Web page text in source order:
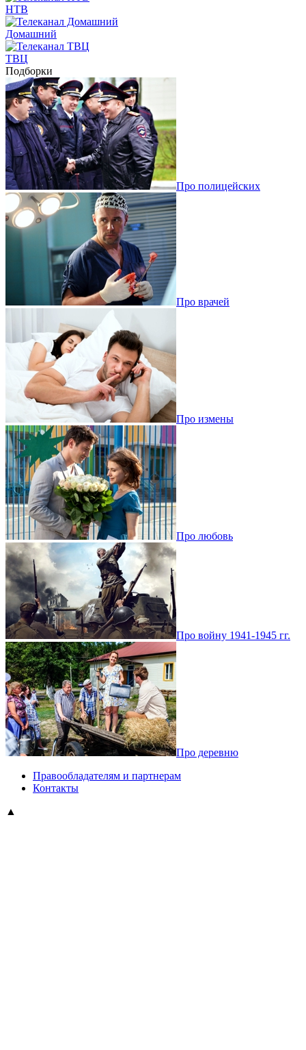
НТВ
Домашний
ТВЦ
Подборки
Про полицейских
Про врачей
Про измены
Про любовь
Про войну 1941-1945 гг.
Про деревню
Правообладателям и партнерам
Контакты
▲